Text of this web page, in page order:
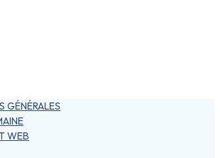
GÉNÉRALES
WEB